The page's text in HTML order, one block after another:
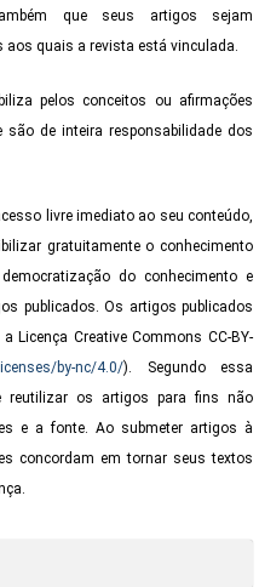
que seus artigos sejam
quais a revista está vinculada.
pelos conceitos ou afirmações
de inteira responsabilidade dos
livre imediato ao seu conteúdo,
gratuitamente o conhecimento
do conhecimento e
publicados. Os artigos publicados
Licença Creative Commons CC-BY-
by-nc/4.0/). Segundo essa
reutilizar os artigos para fins não
e a fonte. Ao submeter artigos à
concordam em tornar seus textos